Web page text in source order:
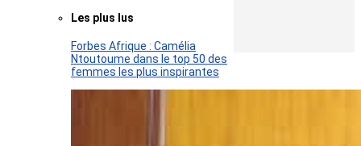
Les plus lus
Forbes Afrique : Camélia
Ntoutoume dans le top 50 des
femmes les plus inspirantes